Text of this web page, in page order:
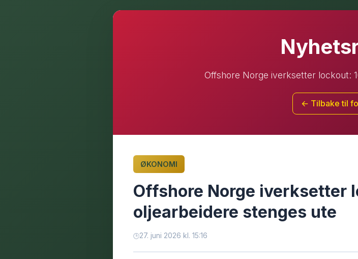
Offshore Norge iverksetter lockout:
← Tilbake til
ØKONOMI
Offshore Norge iverksetter
oljearbeidere stenges ute
27. juni 2026 kl. 15:16